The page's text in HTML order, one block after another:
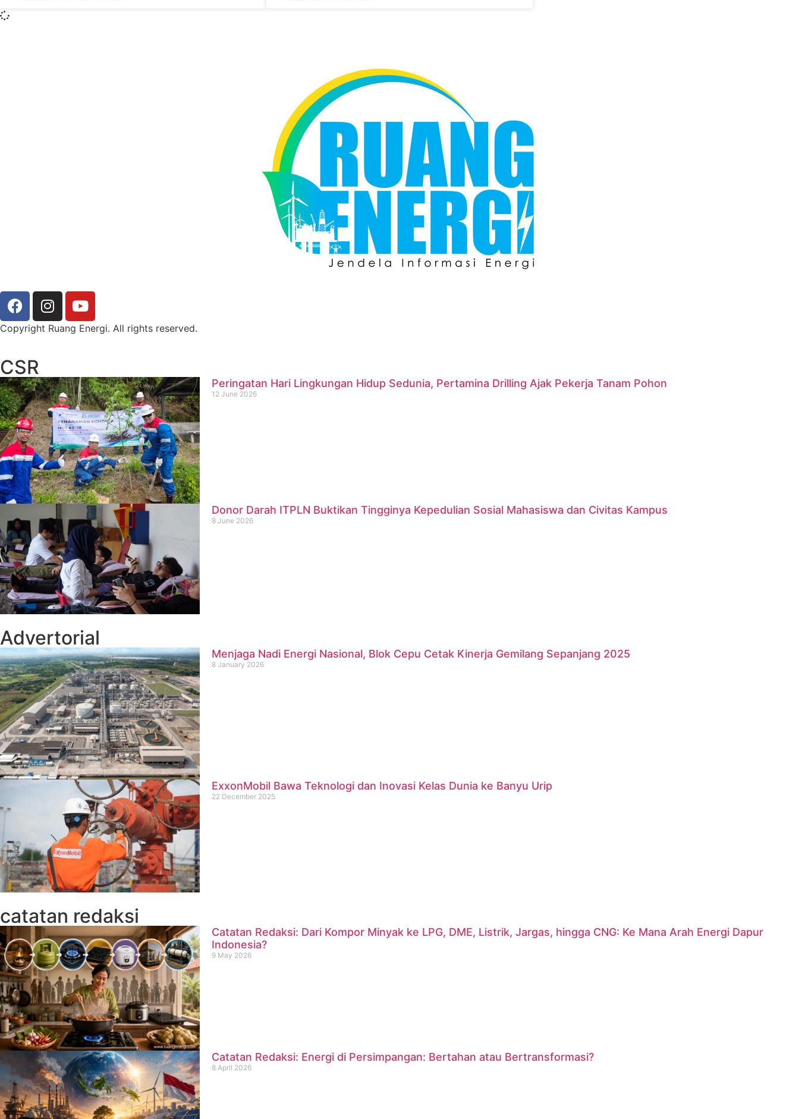
Copyright Ruang Energi. All rights reserved.
CSR
Peringatan Hari Lingkungan Hidup Sedunia, Pertamina Drilling Ajak Pekerja Tanam Pohon
12 June 2026
Donor Darah ITPLN Buktikan Tingginya Kepedulian Sosial Mahasiswa dan Civitas Kampus
8 June 2026
Advertorial
Menjaga Nadi Energi Nasional, Blok Cepu Cetak Kinerja Gemilang Sepanjang 2025
8 January 2026
ExxonMobil Bawa Teknologi dan Inovasi Kelas Dunia ke Banyu Urip
22 December 2025
catatan redaksi
Catatan Redaksi: Dari Kompor Minyak ke LPG, DME, Listrik, Jargas, hingga CNG: Ke Mana Arah Energi Dapur
Indonesia?
9 May 2026
Catatan Redaksi: Energi di Persimpangan: Bertahan atau Bertransformasi?
8 April 2026